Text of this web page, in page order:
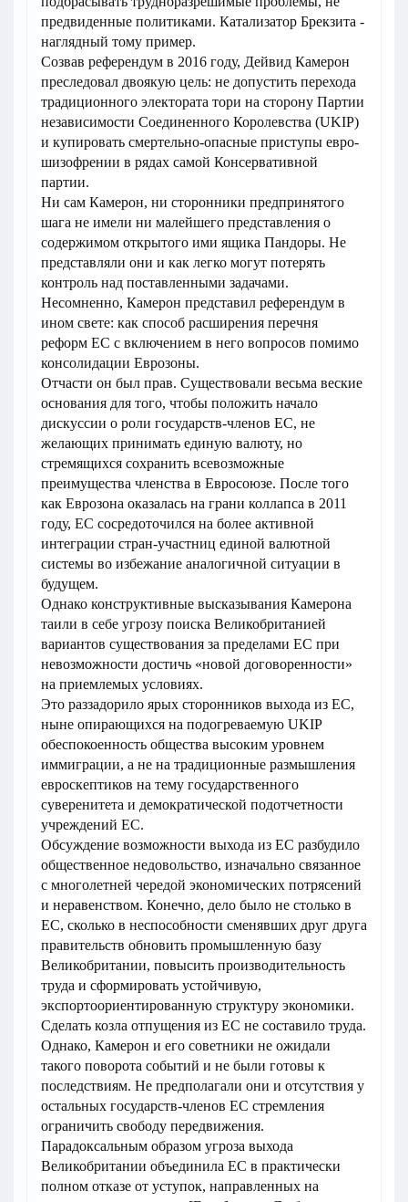
предвиденные политиками. Катализатор Брекзита -
наглядный тому пример.
Созвав референдум в 2016 году, Дейвид Камерон
преследовал двоякую цель: не допустить перехода
традиционного электората тори на сторону Партии
независимости Соединенного Королевства (UKIP)
и купировать смертельно-опасные приступы евро-
шизофрении в рядах самой Консервативной
партии.
Ни сам Камерон, ни сторонники предпринятого
шага не имели ни малейшего представления о
содержимом открытого ими ящика Пандоры. Не
представляли они и как легко могут потерять
контроль над поставленными задачами.
Несомненно, Камерон представил референдум в
ином свете: как способ расширения перечня
реформ ЕС с включением в него вопросов помимо
консолидации Еврозоны.
Отчасти он был прав. Существовали весьма веские
основания для того, чтобы положить начало
дискуссии о роли государств-членов ЕС, не
желающих принимать единую валюту, но
стремящихся сохранить всевозможные
преимущества членства в Евросоюзе. После того
как Еврозона оказалась на грани коллапса в 2011
году, ЕС сосредоточился на более активной
интеграции стран-участниц единой валютной
системы во избежание аналогичной ситуации в
будущем.
Однако конструктивные высказывания Камерона
таили в себе угрозу поиска Великобританией
вариантов существования за пределами ЕС при
невозможности достичь «новой договоренности»
на приемлемых условиях.
Это раззадорило ярых сторонников выхода из ЕС,
ныне опирающихся на подогреваемую UKIP
обеспокоенность общества высоким уровнем
иммиграции, а не на традиционные размышления
евроскептиков на тему государственного
суверенитета и демократической подотчетности
учреждений ЕС.
Обсуждение возможности выхода из ЕС разбудило
общественное недовольство, изначально связанное
с многолетней чередой экономических потрясений
и неравенством. Конечно, дело было не столько в
ЕС, сколько в неспособности сменявших друг друга
правительств обновить промышленную базу
Великобритании, повысить производительность
труда и сформировать устойчивую,
экспортоориентированную структуру экономики.
Сделать козла отпущения из ЕС не составило труда.
Однако, Камерон и его советники не ожидали
такого поворота событий и не были готовы к
последствиям. Не предполагали они и отсутствия у
остальных государств-членов ЕС стремления
ограничить свободу передвижения.
Парадоксальным образом угроза выхода
Великобритании объединила ЕС в практически
полном отказе от уступок, направленных на